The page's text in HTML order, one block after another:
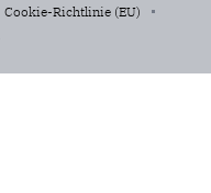
Cookie-Richtlinie (EU)